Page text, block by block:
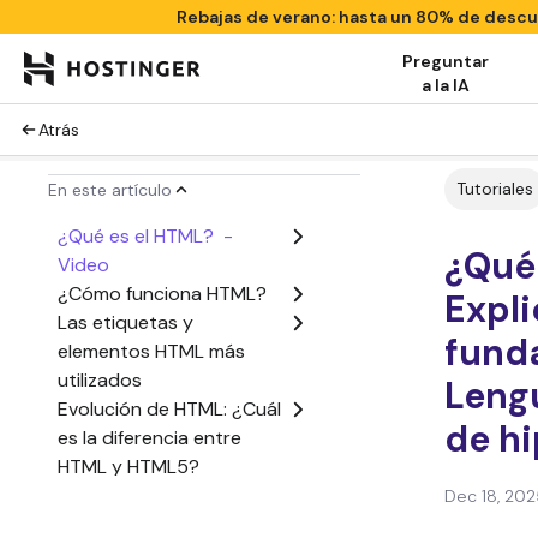
Rebajas de verano: hasta un 80% de
Preguntar
a la IA
Atrás
En este artículo
¿Qué es el HTML? -
Video
¿Cómo funciona HTML?
Las etiquetas y
elementos HTML más
utilizados
Evolución de HTML: ¿Cuál
es la diferencia entre
HTML y HTML5?
Tutoriales
de
Dec 18,